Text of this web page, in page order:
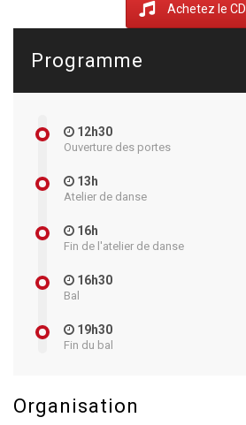
Achetez le CD
Programme
12h30
Ouverture des portes
13h
Atelier de danse
16h
Fin de l'atelier de danse
16h30
Bal
19h30
Fin du bal
Organisation